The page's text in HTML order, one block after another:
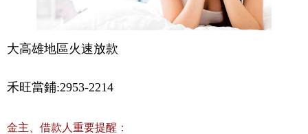
大高雄地區火速放款
禾旺當鋪:2953-2214
金主、借款人重要提醒：